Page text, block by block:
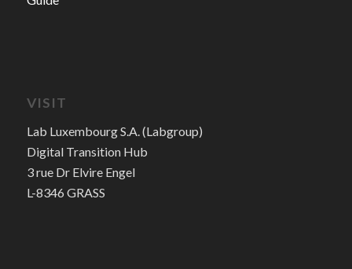
VISIT
Lab Luxembourg S.A. (Labgroup)
Digital Transition Hub
3 rue Dr Elvire Engel
L-8346 GRASS